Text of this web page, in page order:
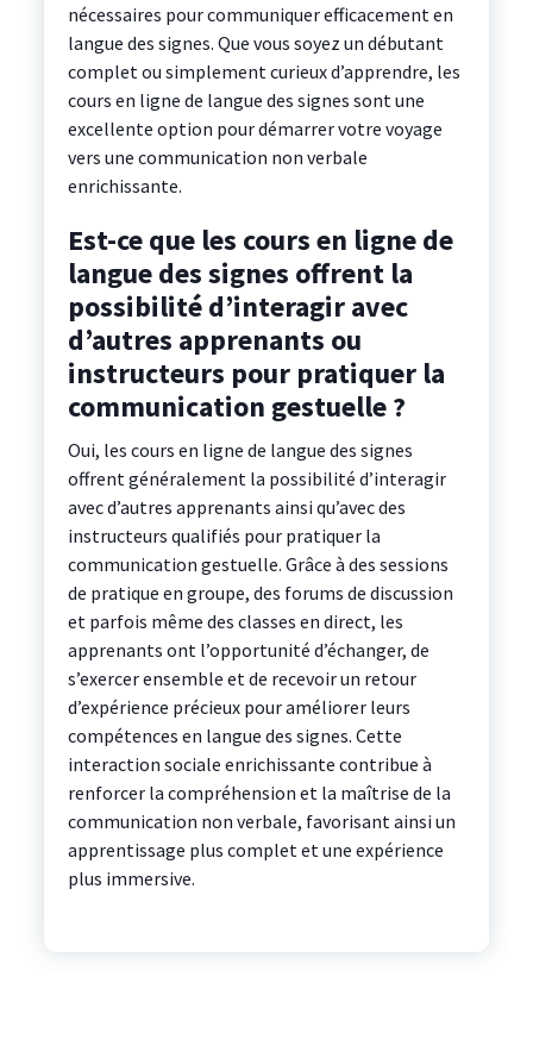
nécessaires pour communiquer efficacement en
langue des signes. Que vous soyez un débutant
complet ou simplement curieux d’apprendre, les
cours en ligne de langue des signes sont une
excellente option pour démarrer votre voyage
vers une communication non verbale
enrichissante.
Est-ce que les cours en ligne de
langue des signes offrent la
possibilité d’interagir avec
d’autres apprenants ou
instructeurs pour pratiquer la
communication gestuelle ?
Oui, les cours en ligne de langue des signes
offrent généralement la possibilité d’interagir
avec d’autres apprenants ainsi qu’avec des
instructeurs qualifiés pour pratiquer la
communication gestuelle. Grâce à des sessions
de pratique en groupe, des forums de discussion
et parfois même des classes en direct, les
apprenants ont l’opportunité d’échanger, de
s’exercer ensemble et de recevoir un retour
d’expérience précieux pour améliorer leurs
compétences en langue des signes. Cette
interaction sociale enrichissante contribue à
renforcer la compréhension et la maîtrise de la
communication non verbale, favorisant ainsi un
apprentissage plus complet et une expérience
plus immersive.